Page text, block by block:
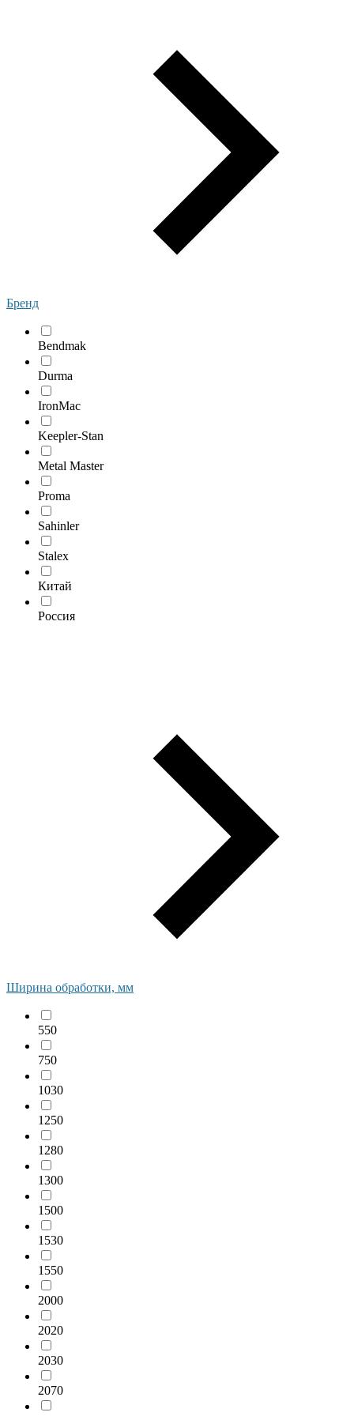
Бренд
Bendmak
Durma
IronMac
Keepler-Stan
Metal Master
Proma
Sahinler
Stalex
Китай
Россия
Ширина обработки, мм
550
750
1030
1250
1280
1300
1500
1530
1550
2000
2020
2030
2070